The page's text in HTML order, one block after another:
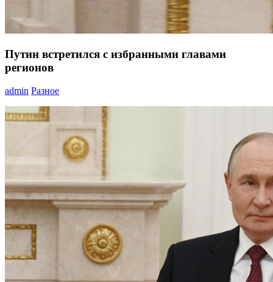
Путин встретился с избранными главами
регионов
admin Разное